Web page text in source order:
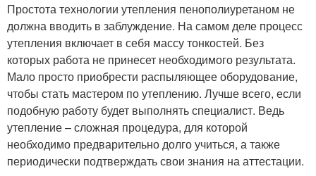
Простота технологии утепления пенополиуретаном не
должна вводить в заблуждение. На самом деле процесс
утепления включает в себя массу тонкостей. Без
которых работа не принесет необходимого результата.
Мало просто приобрести распыляющее оборудование,
чтобы стать мастером по утеплению. Лучше всего, если
подобную работу будет выполнять специалист. Ведь
утепление – сложная процедура, для которой
необходимо предварительно долго учиться, а также
периодически подтверждать свои знания на аттестации.